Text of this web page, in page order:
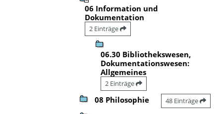
06 Information und
Dokumentation
2 Einträge
06.30 Bibliothekswesen,
Dokumentationswesen:
Allgemeines
2 Einträge
08 Philosophie 48 Einträge